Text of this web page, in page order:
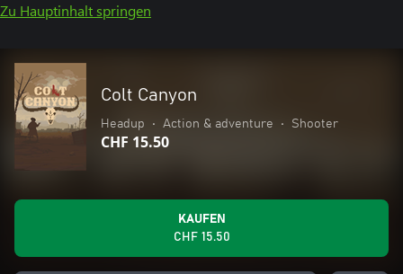
Zu Hauptinhalt springen
Colt Canyon
Headup • Action & adventure • Shooter
CHF 15.50
KAUFEN
CHF 15.50